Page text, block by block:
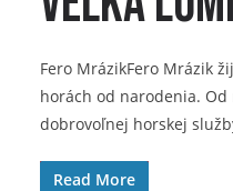
Fero MrázikFero Mrázik
horách od narodenia. Od
dobrovoľnej horskej
Read More